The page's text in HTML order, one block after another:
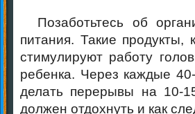
Позаботьтесь об
питания. Такие продукты,
стимулируют работу
ребенка. Через каждые
делать перерывы на 10-
должен отдохнуть и как